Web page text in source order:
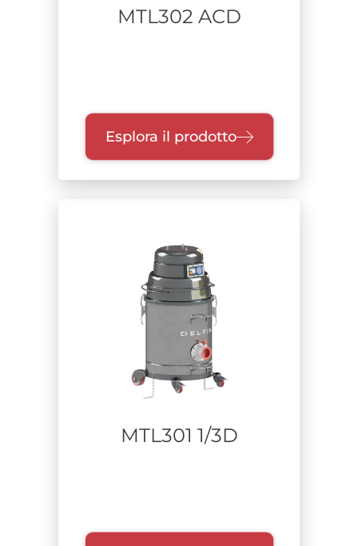
MTL302 ACD
Esplora il prodotto
MTL301 1/3D